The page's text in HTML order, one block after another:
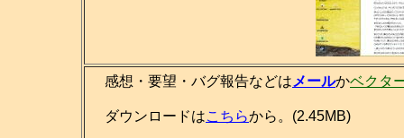
感想・要望・バグ報告などは メールかベクタ
ダウンロードはこちらから。(2.45MB)